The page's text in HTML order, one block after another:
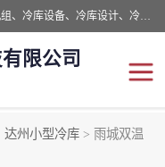
四川美柯冷冻库安装工程有限公司一家以冷库机组、冷库设备、冷库设计、冷冻库设备销售、冷库安装、冻库安装价格及技术服务为一体的综合企业，咨询热线：同等设备材料优惠10% 。公司各种类型安装组合式冷库、冷冻库、冷藏库、气调保鲜库、并提供成套设备供应、安装与调试、维护与维修、技术咨询、操作维修人员技术培训等
限公司
达州小型冷库 > 雨城双温